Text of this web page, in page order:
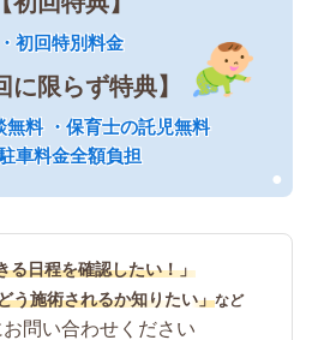
●
・初回特別料金
に限らず特典】
無料 ・保育士の託児無料
車料金全額負担
る日程を確認したい！」
う施術されるか知りたい」など
問い合わせください